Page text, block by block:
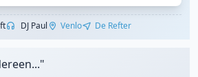
DJ Paul Venlo De Refter